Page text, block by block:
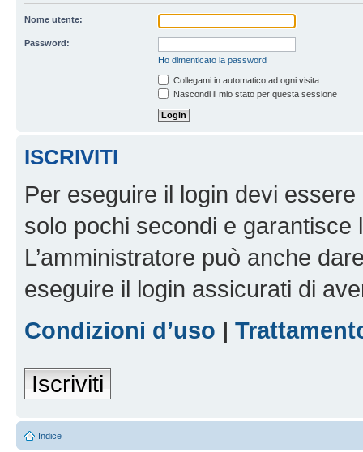
Nome utente:
Password:
Ho dimenticato la password
Collegami in automatico ad ogni visita
Nascondi il mio stato per questa sessione
ISCRIVITI
Per eseguire il login devi
solo pochi secondi e garantisce
L’amministratore può anche
eseguire il login assicurati di
Condizioni d’uso |
Iscriviti
Indice